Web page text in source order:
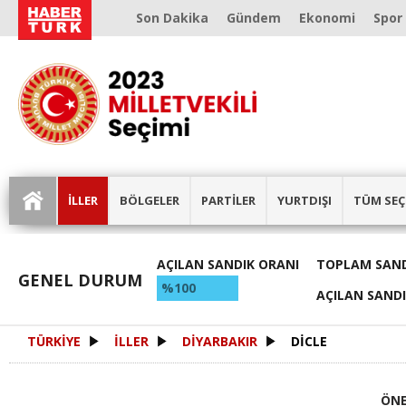
Son Dakika Gündem Ekonomi Spor
İLLER BÖLGELER PARTİLER YURTDIŞI TÜM
GENEL DURUM
AÇILAN SANDIK ORANI
%100
TOPLAM
AÇILAN
TÜRKİYE İLLER DİYARBAKIR DİCLE